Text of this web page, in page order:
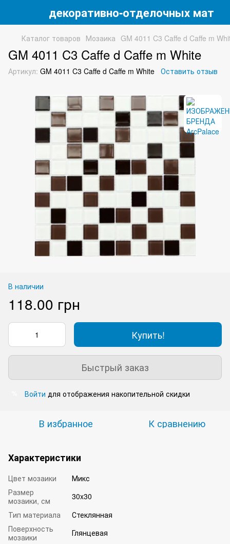
декоративно-отделочных
Каталог товаров Мозаика GM 4011 C3 Caffe d Caffe m
GM 4011 C3 Caffe d Caffe m White
Артикул: GM 4011 C3 Caffe d Caffe m White Оставить отзыв
В наличии
118.00 грн
Купить!
Быстрый заказ
Войти для отображения накопительной скидки
В избранное К сравнению
Характеристики
Цвет мозаики
Микс
Размер
мозаики, см
30x30
Тип материала
Стеклянная
Поверхность
мозаики
Глянцевая